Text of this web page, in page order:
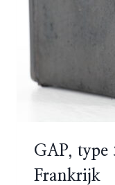
GAP,
Frankrijk